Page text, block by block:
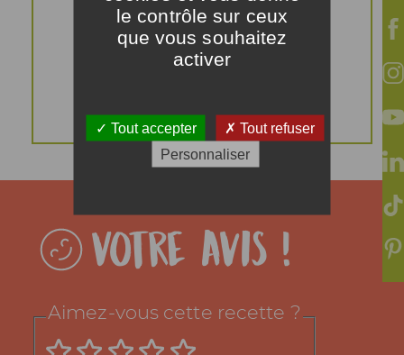
encore carottes de
couleur (pourpre,
jaune, blanche) seront
Votre avis !
Aimez-vous cette recette ?
le contrôle sur ceux
que vous souhaitez
activer
Tout accepter
Tout refuser
Personnaliser